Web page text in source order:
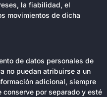
la fiabilidad, el
movimientos de dicha
de datos personales de
no puedan atribuirse a un
adicional, siempre
por separado y esté